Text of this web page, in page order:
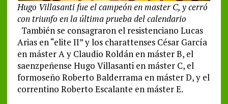
Hugo Villasanti fue el campeón en master C, y cerró
con triunfo en la última prueba del calendario
También se consagraron el resistenciano Lucas
Arias en “elite II” y los charattenses César García
en máster A y Claudio Roldán en máster B, el
saenzpeñense Hugo Villasanti en máster C, el
formoseño Roberto Balderrama en máster D, y el
correntino Roberto Escalante en máster E.